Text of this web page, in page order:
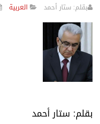
​بقلم: ستار أحمد العربیة
​بقلم: ستار أحمد